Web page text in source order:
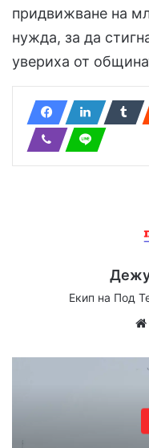
придвижване на
нужда, за да
увериха от
Екип на Под